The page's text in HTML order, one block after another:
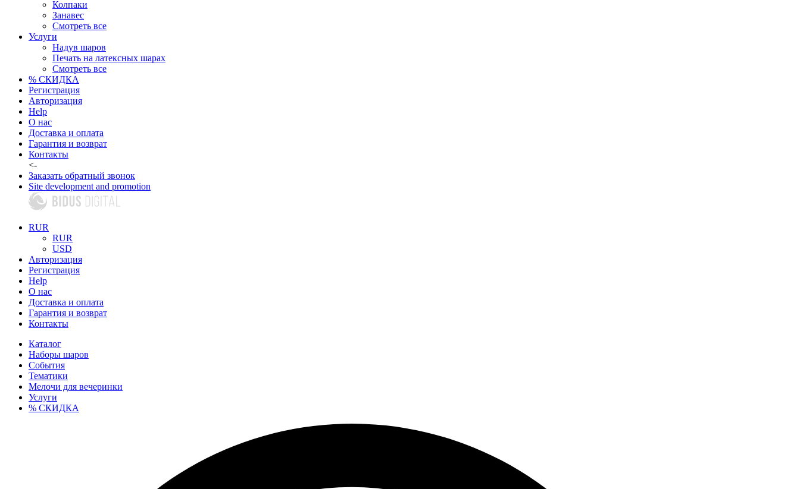
Колпаки
Занавес
Смотреть все
Услуги
Надув шаров
Печать на латексных шарах
Смотреть все
% СКИДКА
Регистрация
Авторизация
Help
О нас
Доставка и оплата
Гарантия и возврат
Контакты
<-
Заказать обратный звонок
Site development and promotion
RUR
RUR
USD
Авторизация
Регистрация
Help
О нас
Доставка и оплата
Гарантия и возврат
Контакты
Каталог
Наборы шаров
События
Тематики
Мелочи для вечеринки
Услуги
% СКИДКА